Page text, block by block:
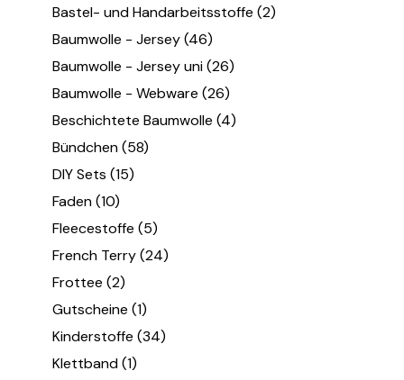
Bastel- und Handarbeitsstoffe (2)
Baumwolle - Jersey (46)
Baumwolle - Jersey uni (26)
Baumwolle - Webware (26)
Beschichtete Baumwolle (4)
Bündchen (58)
DIY Sets (15)
Faden (10)
Fleecestoffe (5)
French Terry (24)
Frottee (2)
Gutscheine (1)
Kinderstoffe (34)
Klettband (1)